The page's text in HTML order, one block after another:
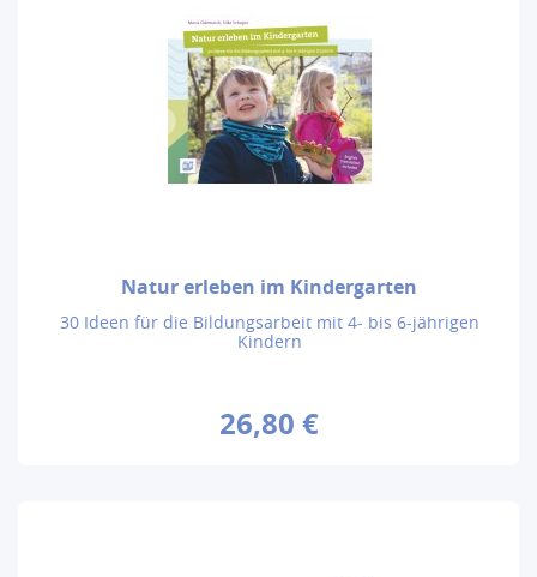
Natur erleben im Kindergarten
30 Ideen für die Bildungsarbeit mit 4- bis 6-jährigen
Kindern
26,80 €